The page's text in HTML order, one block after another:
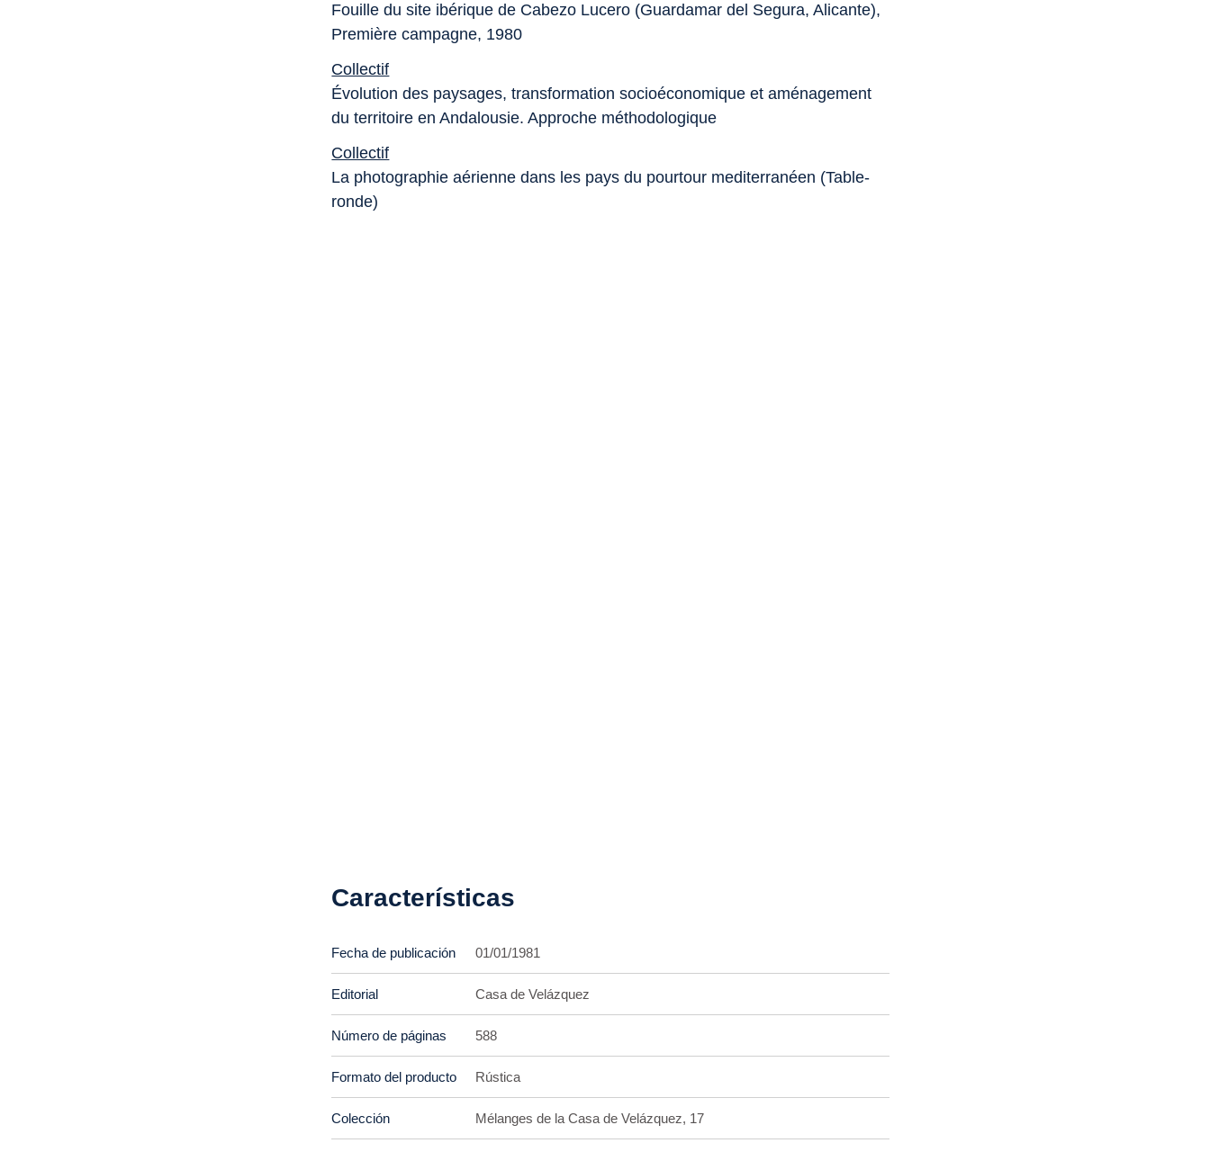
Fouille du site ibérique de Cabezo Lucero (Guardamar del Segura, Alicante),
Première campagne, 1980
Collectif
Évolution des paysages, transformation socioéconomique et aménagement
du territoire en Andalousie. Approche méthodologique
Collectif
La photographie aérienne dans les pays du pourtour mediterranéen (Table-
ronde)
Características
Fecha de publicación 01/01/1981
Editorial Casa de Velázquez
Número de páginas 588
Formato del producto Rústica
Colección Mélanges de la Casa de Velázquez, 17